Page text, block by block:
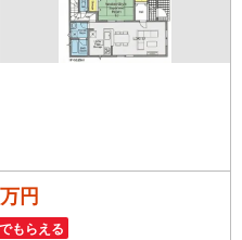
円
もらえる